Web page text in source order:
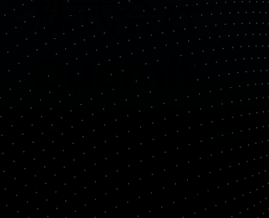
​株式会社
Quemix
Copyright© Quemix Inc. All rights reserved.